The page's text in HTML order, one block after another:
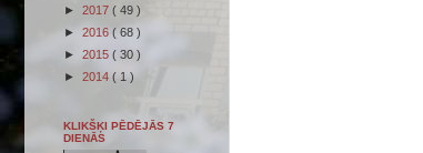
► 2017 ( 49 )
► 2016 ( 68 )
► 2015 ( 30 )
► 2014 ( 1 )
KLIKŠĶI PĒDĒJĀS 7
DIENĀS